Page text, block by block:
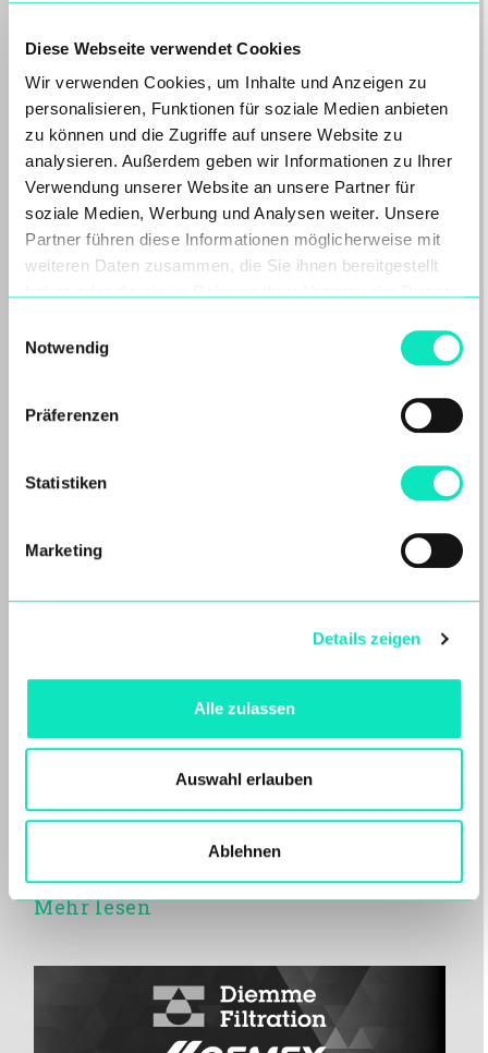
Diese Webseite verwendet Cookies
Wir verwenden Cookies, um Inhalte und Anzeigen zu
personalisieren, Funktionen für soziale Medien anbieten
zu können und die Zugriffe auf unsere Website zu
analysieren. Außerdem geben wir Informationen zu Ihrer
Verwendung unserer Website an unsere Partner für
soziale Medien, Werbung und Analysen weiter. Unsere
Partner führen diese Informationen möglicherweise mit
weiteren Daten zusammen, die Sie ihnen bereitgestellt
Notwendig
Präferenzen
Statistiken
Marketing
Details zeigen
Alle zulassen
Auswahl erlauben
Ablehnen
Verantwortungsvoller Umgang
mit einer Filterpresse: Wartung,
Betrieb und Vermeidung
kostspieliger Fehler
Willkommen zurück zu unserer
Fachkolumne „10+1 Dinge, die Sie bei der
Arbeit mit Filterpressen wissen…
Oaktree backed Aqseptence
Group agrees sale of Diemme
Filtration to Sandvik Group
Aqseptence Group GmbH (“Aqseptence
Group”), the international equipment and
solutions provider majority…
Mehr lesen